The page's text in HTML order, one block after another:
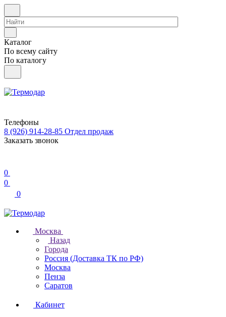
Каталог
По всему сайту
По каталогу
Телефоны
8 (926) 914-28-85 Отдел продаж
Заказать звонок
0
0
0
Москва
Назад
Города
Россия (Доставка ТК по РФ)
Москва
Пенза
Саратов
Кабинет